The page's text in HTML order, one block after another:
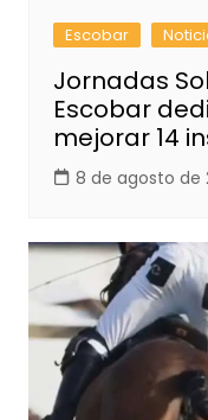
Escobar
Jornadas
Escobar
mejorar 14
8 de agosto de